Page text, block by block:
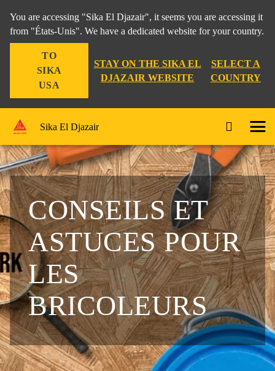
You are accessing "Sika El Djazair", it seems you are accessing it
from "États-Unis". We have a dedicated website for your country.
TO
SIKA
USA
STAY ON THE SIKA EL
DJAZAIR WEBSITE
SELECT A
COUNTRY
Sika El Djazair
CONSEILS ET
ASTUCES POUR
LES
BRICOLEURS